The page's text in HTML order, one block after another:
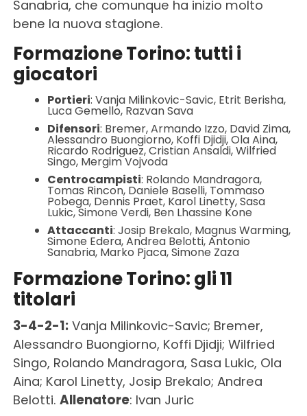
Sanabria, che comunque ha inizio molto
bene la nuova stagione.
Formazione Torino: tutti i
giocatori
Portieri: Vanja Milinkovic-Savic, Etrit Berisha,
Luca Gemello, Razvan Sava
Difensori: Bremer, Armando Izzo, David Zima,
Alessandro Buongiorno, Koffi Djidji, Ola Aina,
Ricardo Rodriguez, Cristian Ansaldi, Wilfried
Singo, Mergim Vojvoda
Centrocampisti: Rolando Mandragora,
Tomas Rincon, Daniele Baselli, Tommaso
Pobega, Dennis Praet, Karol Linetty, Sasa
Lukic, Simone Verdi, Ben Lhassine Kone
Attaccanti: Josip Brekalo, Magnus Warming,
Simone Edera, Andrea Belotti, Antonio
Sanabria, Marko Pjaca, Simone Zaza
Formazione Torino: gli 11
titolari
3-4-2-1:Vanja Milinkovic-Savic; Bremer,
Alessandro Buongiorno, Koffi Djidji; Wilfried
Singo, Rolando Mandragora, Sasa Lukic, Ola
Aina; Karol Linetty, Josip Brekalo; Andrea
Belotti. Allenatore: Ivan Juric